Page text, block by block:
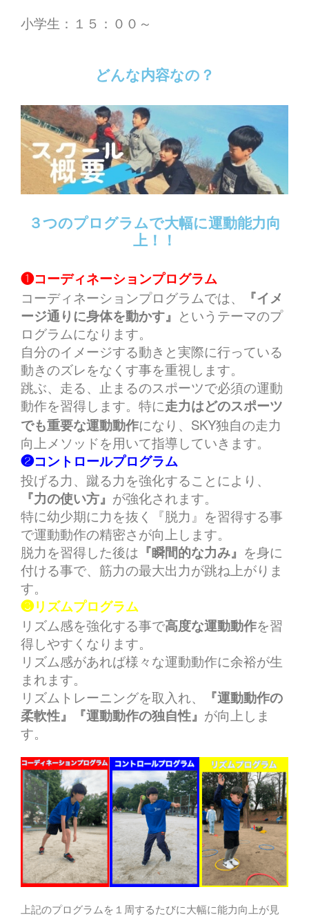
小学生：１５：００～
どんな内容なの？
３つのプログラムで大幅に運動能力向
上！！
❶コーディネーションプログラム
コーディネーションプログラムでは、
『イメ
ージ通りに身体を動かす』
というテーマのプ
ログラムになります。
自分のイメージする動きと実際に行っている
動きのズレをなくす事を重視します。
跳ぶ、走る、止まるのスポーツで必須の運動
動作を習得します。特に走力はどのスポーツ
でも重要な運動動作になり、 SKY独自の走力
向上メソッドを用いて指導していきます。
❷コントロールプログラム
投げる力、蹴る力を強化することにより、
『力の使い方』 が強化されます。
特に幼少期に力を抜く『脱力』を習得する事
で運動動作の精密さが向上します。
脱力を習得した後は 『瞬間的な力み』 を身に
付ける事で、筋力の最大出力が跳ね上がりま
す。
❸リズムプログラム
リズム感を強化する事で高度な運動動作を習
得しやすくなります。
リズム感があれば様々な運動動作に余裕が生
まれます。
リズムトレーニングを取入れ、
『運動動作の
柔軟性』『運動動作の独自性』 が向上しま
す。
上記のプログラムを１周するたびに大幅に能力向上が見